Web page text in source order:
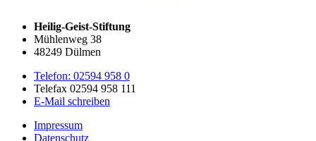
Heilig-Geist-Stiftung
Mühlenweg 38
48249 Dülmen
Telefon: 02594 958 0
Telefax 02594 958 111
E-Mail schreiben
Impressum
Datenschutz